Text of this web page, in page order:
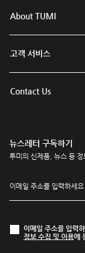
About TUMI
고객 서비스
Contact Us
뉴스레터 구독하기
투미의 신제품, 뉴스 등
이메일 주소를 입력
정보 수집 및 이용에